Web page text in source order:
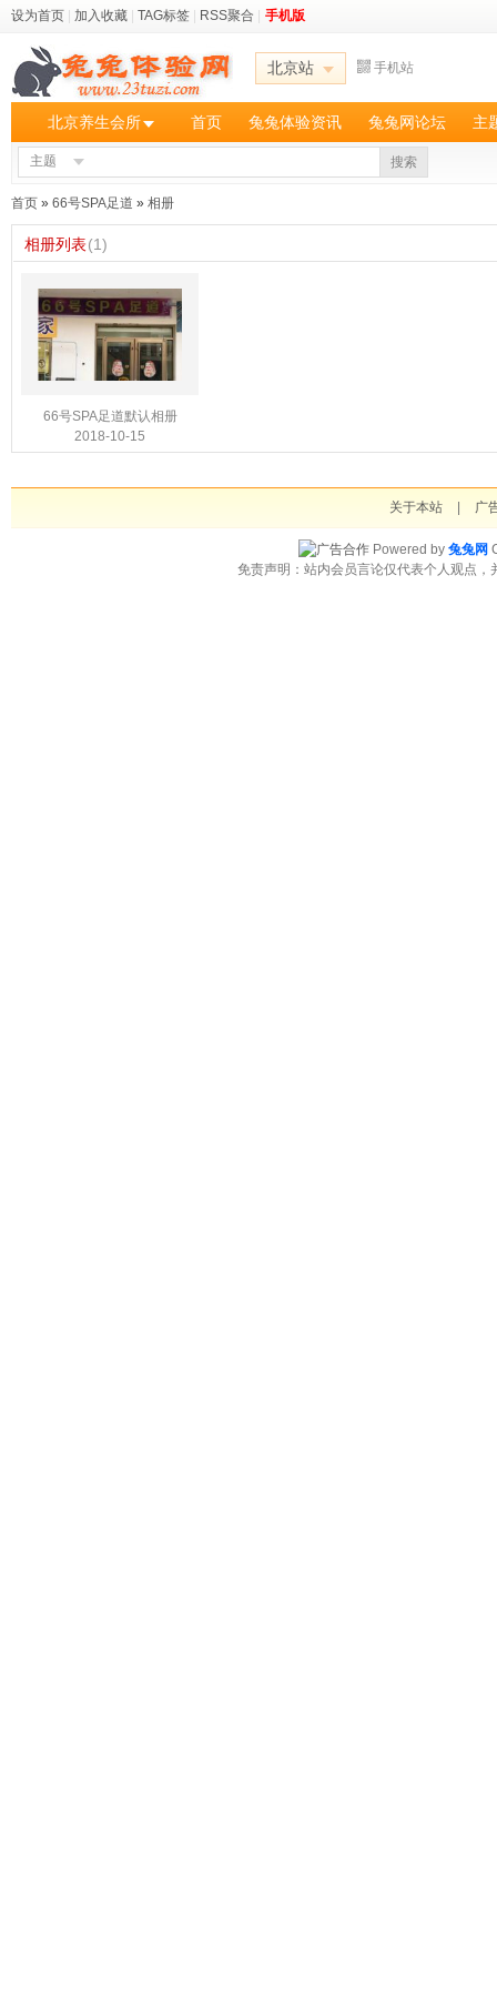
设为首页 加入收藏 TAG标签 RSS聚合 手机版
北京站 手机站
北京养生会所 首页 兔兔体验资讯 兔兔网论坛 主
主题 搜索
首页 » 66号SPA足道 » 相册
相册列表(1)
66号SPA足道默认相册
2018-10-15
关于本站 广
Powered by 兔兔网
免责声明：站内会员言论仅代表个人观点